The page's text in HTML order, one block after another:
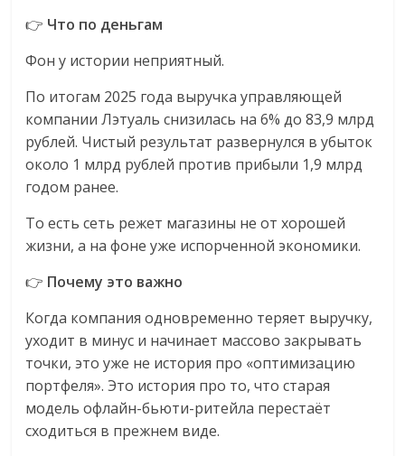
👉 Что по деньгам
Фон у истории неприятный.
По итогам 2025 года выручка управляющей
компании Лэтуаль снизилась на 6% до 83,9 млрд
рублей. Чистый результат развернулся в убыток
около 1 млрд рублей против прибыли 1,9 млрд
годом ранее.
То есть сеть режет магазины не от хорошей
жизни, а на фоне уже испорченной экономики.
👉 Почему это важно
Когда компания одновременно теряет выручку,
уходит в минус и начинает массово закрывать
точки, это уже не история про «оптимизацию
портфеля». Это история про то, что старая
модель офлайн-бьюти-ритейла перестаёт
сходиться в прежнем виде.